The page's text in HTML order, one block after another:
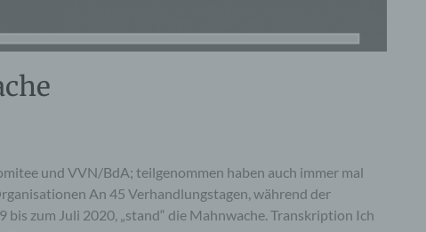
und VVN/BdA; teilgenommen haben auch immer mal
An 45 Verhandlungstagen, während der
zum Juli 2020, „stand“ die Mahnwache. Transkription Ich